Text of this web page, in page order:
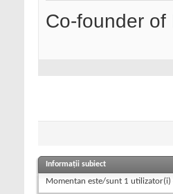
Co-founder of
Informații subiect
Momentan este/sunt 1 utilizator(i)